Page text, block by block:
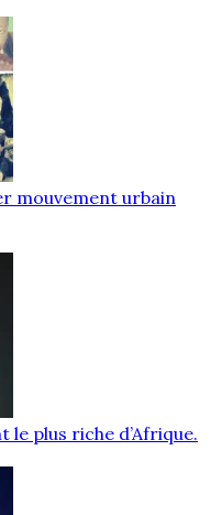
mouvement urbain
le plus riche d’Afrique.